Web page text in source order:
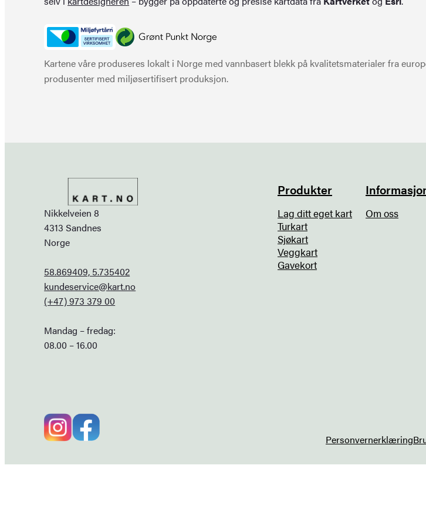
Kartene våre produseres lokalt i Norge med vannbasert blekk på kvalitetsmaterialer fra
produsenter med miljøsertifisert produksjon.
Nikkelveien 8
4313 Sandnes
Norge
58.869409, 5.735402
kundeservice@kart.no
(+47) 973 379 00
Mandag – fredag:
08.00 – 16.00
Produkter
Lag ditt eget kart
Turkart
Sjøkart
Veggkart
Gavekort
Om oss
Personvernerklæring